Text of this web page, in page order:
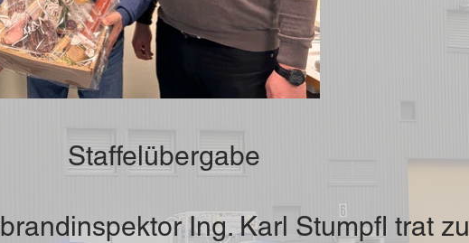
Staffelübergabe
Ing. Karl Stumpfl trat zu